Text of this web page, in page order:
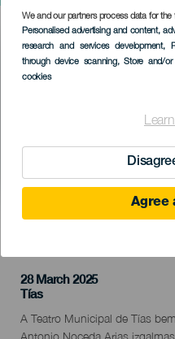
We and our partners process data for the
Personalised advertising and content,
research and services development,
through device scanning, Store and/or
cookies
Agree
Imagen
Listado
28 March 2025
Localidad
Tías
Descripción
del
A Teatro Municipal de Tías